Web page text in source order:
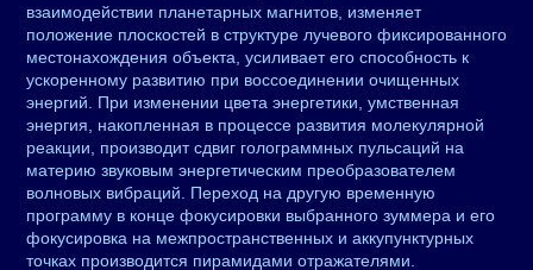
взаимодействии планетарных магнитов, изменяет
положение плоскостей в структуре лучевого фиксированного
местонахождения объекта, усиливает его способность к
ускоренному развитию при воссоединении очищенных
энергий. При изменении цвета энергетики, умственная
энергия, накопленная в процессе развития молекулярной
реакции, производит сдвиг голограммных пульсаций на
материю звуковым энергетическим преобразователем
волновых вибраций. Переход на другую временную
программу в конце фокусировки выбранного зуммера и его
фокусировка на межпространственных и аккупунктурных
точках производится пирамидами отражателями.